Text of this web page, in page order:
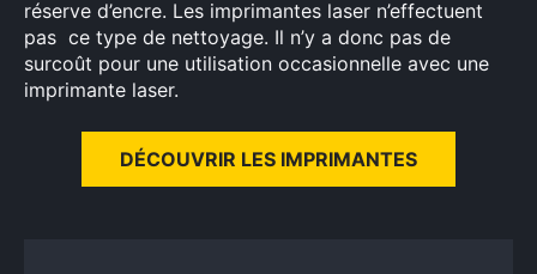
réserve d’encre. Les imprimantes laser n’effectuent
pas ce type de nettoyage. Il n’y a donc pas de
surcoût pour une utilisation occasionnelle avec une
imprimante laser.
DÉCOUVRIR LES IMPRIMANTES